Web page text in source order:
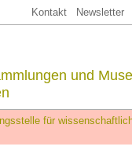
Kontakt Newsletter
und
für